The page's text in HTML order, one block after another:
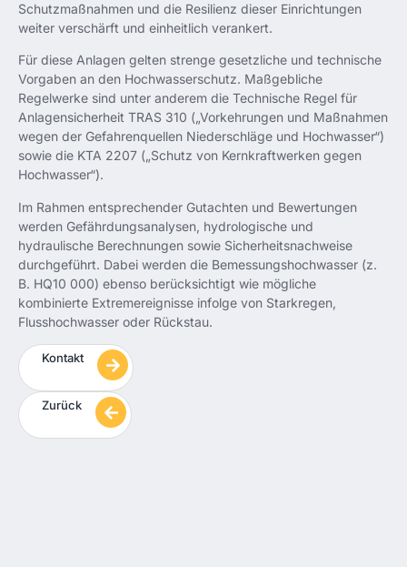
Schutzmaßnahmen und die Resilienz dieser Einrichtungen
weiter verschärft und einheitlich verankert.
Für diese Anlagen gelten strenge gesetzliche und technische
Vorgaben an den Hochwasserschutz. Maßgebliche
Regelwerke sind unter anderem die Technische Regel für
Anlagensicherheit TRAS 310 („Vorkehrungen und Maßnahmen
wegen der Gefahrenquellen Niederschläge und Hochwasser“)
sowie die KTA 2207 („Schutz von Kernkraftwerken gegen
Hochwasser“).
Im Rahmen entsprechender Gutachten und Bewertungen
werden Gefährdungsanalysen, hydrologische und
hydraulische Berechnungen sowie Sicherheitsnachweise
durchgeführt. Dabei werden die Bemessungshochwasser (z.
B. HQ10 000) ebenso berücksichtigt wie mögliche
kombinierte Extremereignisse infolge von Starkregen,
Flusshochwasser oder Rückstau.
Kontakt
Zurück